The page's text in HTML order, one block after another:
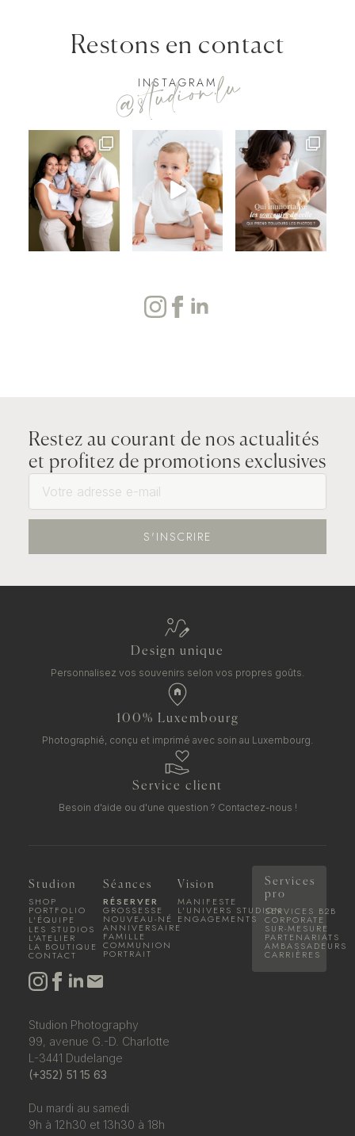
Restons en contact
INSTAGRAM
@studion.lu
Restez au courant de nos actualités
et profitez de promotions exclusives
S'INSCRIRE
Design unique
Personnalisez vos souvenirs selon vos propres goûts.
100% Luxembourg
Photographié, conçu et imprimé avec soin au Luxembourg.
Service client
Besoin d'aide ou d'une question ? Contactez-nous !
Studion Photography
99, avenue G.-D. Charlotte
L-3441 Dudelange
(+352) 51 15 63
Du mardi au samedi
9h à 12h30 et 13h30 à 18h
Studion
SHOP
PORTFOLIO
L'ÉQUIPE
LES STUDIOS
L'ATELIER
LA BOUTIQUE
CONTACT
Séances
RÉSERVER
GROSSESSE
NOUVEAU-NÉ
ANNIVERSAIRE
FAMILLE
COMMUNION
PORTRAIT
Vision
MANIFESTE
L'UNIVERS STUDION
ENGAGEMENTS
Services
pro
SERVICES B2B
CORPORATE
SUR-MESURE
PARTENARIATS
AMBASSADEURS
CARRIÈRES